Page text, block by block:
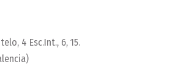
4 Esc.Int., 6, 15.